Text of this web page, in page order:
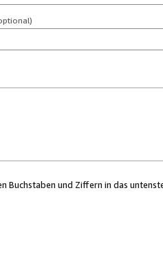
Buchstaben und Ziffern in das